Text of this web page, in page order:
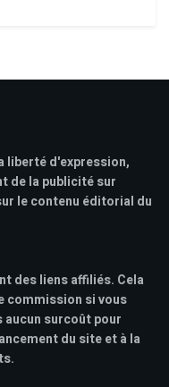
liberté d'expression,
de la publicité sur
le contenu éditorial du
des liens affiliés. Cela
commission si vous
aucun surcoût pour
du site et à la